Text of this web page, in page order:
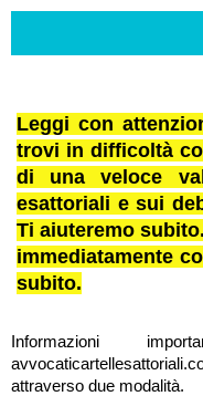
Leggi con
trovi in difficoltà
di una veloce
esattoriali e sui
Ti aiuteremo
immediatamente
subito.
Informazioni
attraverso due modalità.